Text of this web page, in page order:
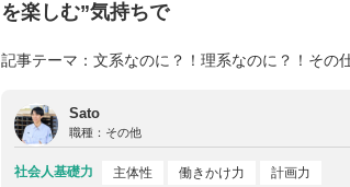
を楽しむ”気持ちで
記事テーマ：文系なのに？！理系なのに？！その
Sato
職種： その他
社会人基礎力 主体性 働きかけ力 計画力